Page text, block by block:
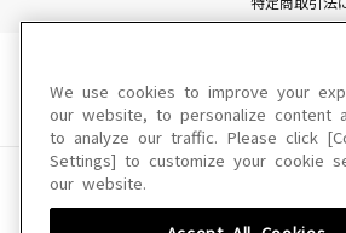
特定商取引法
このサイト
We use cookies to improve your
our website, to personalize content
to analyze our traffic. Please click
Settings] to customize your cookie
our website.